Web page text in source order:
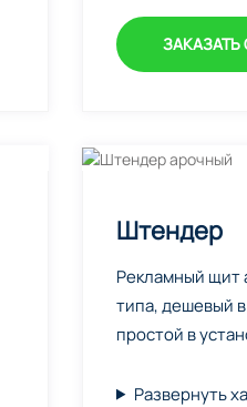
ЗАКАЗАТЬ
Штендер
Рекламный щит
типа, дешевый
простой в
Развернуть